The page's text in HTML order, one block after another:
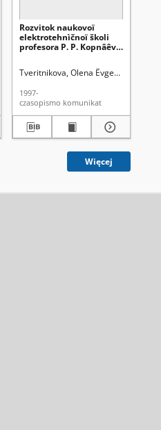
Rozvitok naukovoï
elektrotehnìčnoï školi
profesora P. P. Kopnâêva
stolìttâ : (do 150-rìččâ vìd
dnâ narodžennâ
Tveritnikova, Olena Êvgenìvna
1997-
czasopismo komunikat
Więcej